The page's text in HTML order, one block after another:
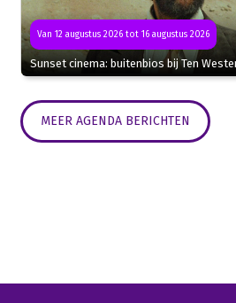
Van 12 augustus 2026 tot 16 augustus 2026
Sunset cinema: buitenbios bij Ten
MEER AGENDA BERICHTEN